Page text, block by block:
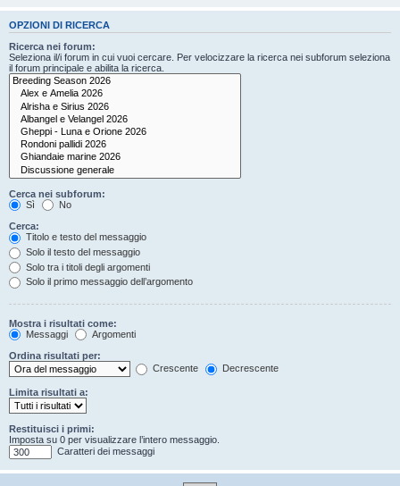
OPZIONI DI RICERCA
Ricerca nei forum:
Seleziona il/i forum in cui vuoi cercare. Per velocizzare la ricerca nei subforum seleziona
il forum principale e abilita la ricerca.
Cerca nei subforum:
Sì
No
Cerca:
Titolo e testo del messaggio
Solo il testo del messaggio
Solo tra i titoli degli argomenti
Solo il primo messaggio dell’argomento
Mostra i risultati come:
Messaggi
Argomenti
Ordina risultati per:
Crescente
Decrescente
Limita risultati a:
Restituisci i primi:
Imposta su 0 per visualizzare l’intero messaggio.
Caratteri dei messaggi